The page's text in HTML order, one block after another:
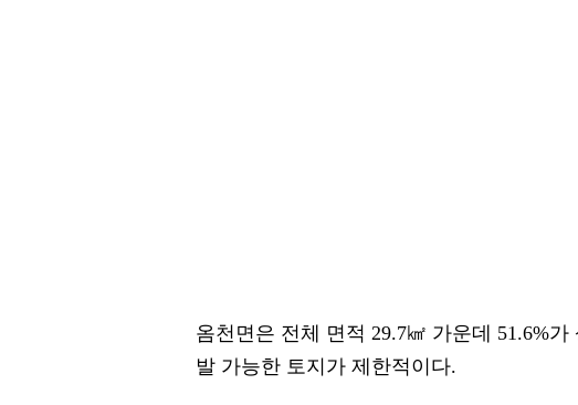
옴천면은 전체 면적 29.7㎢ 가운데 51.6%
발 가능한 토지가 제한적이다.